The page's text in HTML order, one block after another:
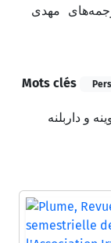
مهدی
Mots clés
و داربلنه